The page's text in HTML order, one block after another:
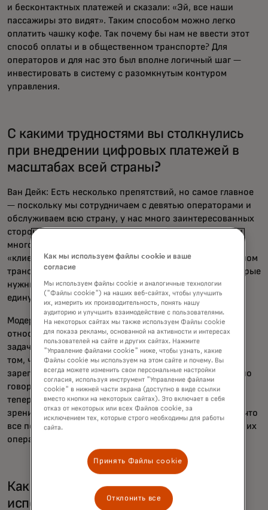
и бесконтактных платежей и сказали: «Эй, все наши
пассажиры это видят». Таким способом можно легко
оплатить чашку кофе. Так почему бы нам не ввести этот
способ оплаты и в общественном транспорте? Для
операторов и для нас это был вполне логичный шаг —
инвестировать в систему с разомкнутым контуром
управления.
С какими трудностями вы столкнулись
при внедрении цифровых платежей в
масштабах всей страны?
Ван Дейк: Есть несколько препятствий, но самое главное
— поскольку мы сотрудничаем с девятью операторами и
обслуживаем всю страну, у нас много заинтересованных
сторон, особенно пассажиров. Поэтому мы потратили
много денег, сил и времени, чтобы создать общий
«клиентский путь» для открытого кольца в общественном
транспорте. Затем мы подумали обо всех услугах, которые
нужны этим пассажирам, и о том, как их определить —
единую концепцию сервиса.
Модернизация нашей инфраструктуры, учитывая её
относительно старый характер, также была важной
задачей. И, я бы сказал, третья причина заключается в
том, что TransLink выступает в качестве
зарегистрированного продавца, а не оператора. Обычно
говорили бы, что железная дорога была торговцем, а
теперь торговцами стали мы. Таким образом, с точки
зрения экосистемы, речь шла о том, чтобы убедиться, что
все понимают, как мы собираем деньги и выплачиваем их
операторам.
Как OVpay изменила способы
использования общественного
Как мы используем файлы cookie и ваше
согласие
Мы используем файлы cookie и аналогичные технологии
("Файлы cookie") на наших веб-сайтах, чтобы улучшить
их, измерить их производительность, понять нашу
аудиторию и улучшить взаимодействие с пользователями.
На некоторых сайтах мы также используем Файлы cookie
для показа рекламы, основанной на активности и интересах
пользователей на сайте и других сайтах. Нажмите
"Управление файлами cookie" ниже, чтобы узнать, какие
Файлы cookie мы используем на этом сайте и почему. Вы
всегда можете изменить свои персональные настройки
согласия, используя инструмент "Управление файлами
cookie" в нижней части экрана (доступно в виде ссылки
вместо кнопки на некоторых сайтах). Это включает в себя
отказ от некоторых или всех Файлов cookie, за
исключением тех, которые строго необходимы для работы
сайта.
Принять Файлы cookie
Отклонить все